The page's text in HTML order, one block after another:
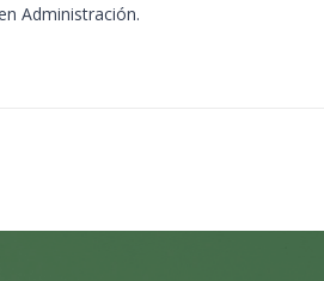
Administración.